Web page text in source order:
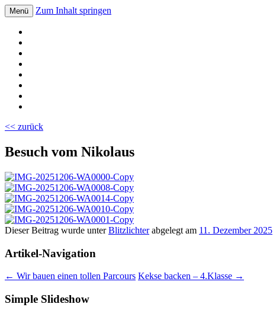
Volksschule Bad Blumau
Menü Zum Inhalt springen
<< zurück
Besuch vom Nikolaus
Dieser Beitrag wurde unterBlitzlichterabgelegt am 11. Dezember 2025
Artikel-Navigation
← Wir bauen einen tollen Parcours Kekse backen – 4.Klasse →
Simple Slideshow